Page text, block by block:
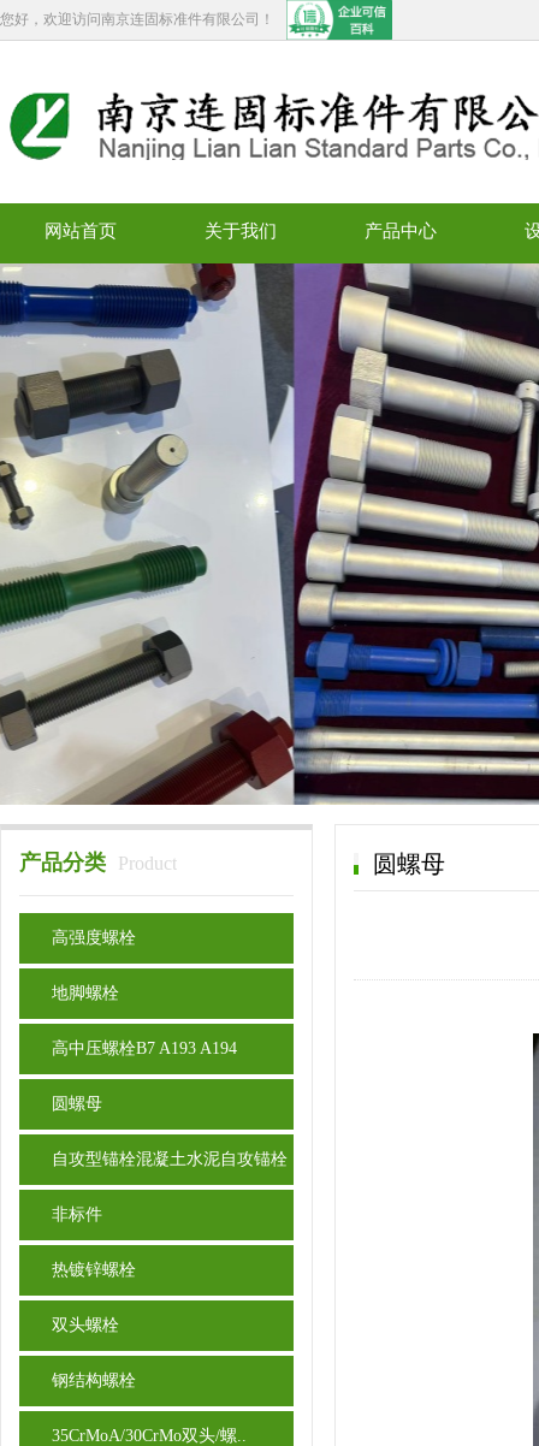
您好，欢迎访问南京连固标准件有限公司！
网站首页 关于我们 产品中心
产品分类 Product
高强度螺栓
地脚螺栓
高中压螺栓B7 A193 A194
圆螺母
自攻型锚栓混凝土水泥自攻锚栓
非标件
热镀锌螺栓
双头螺栓
钢结构螺栓
35CrMoA/30CrMo双头/螺..
圆螺母